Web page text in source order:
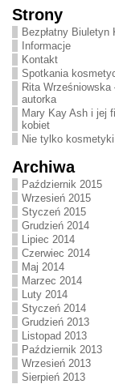
Strony
Bezpłatny Biuletyn
Informacje
Kontakt
Spotkania
Rita Wrześniowska
autorka
Mary Kay Ash i jej
kobiet
Nie tylko kosmetyki
Archiwa
Październik 2015
Wrzesień 2015
Styczeń 2015
Grudzień 2014
Lipiec 2014
Czerwiec 2014
Maj 2014
Marzec 2014
Luty 2014
Styczeń 2014
Grudzień 2013
Listopad 2013
Październik 2013
Wrzesień 2013
Sierpień 2013